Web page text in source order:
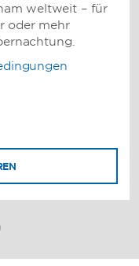
weltweit – für
oder mehr